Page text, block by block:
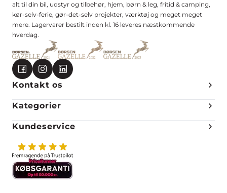
alt til din bil, udstyr og tilbehør, hjem, børn & leg, fritid & camping,
kør-selv-ferie, gør-det-selv projekter, værktøj og meget meget
mere. Lagervarer bestilt inden kl. 16 leveres næstkommende
hverdag.
Kontakt os
Kategorier
Kundeservice